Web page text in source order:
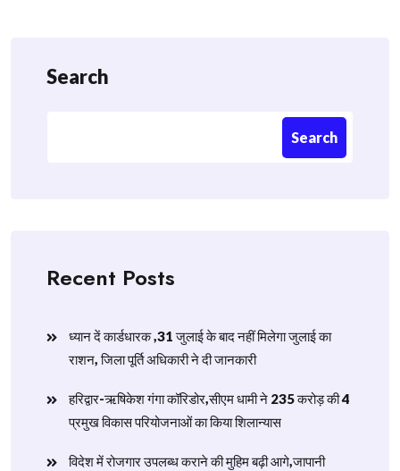
Search
Search
Recent Posts
ध्यान दें कार्डधारक ,31 जुलाई के बाद नहीं मिलेगा जुलाई का
राशन, जिला पूर्ति अधिकारी ने दी जानकारी
हरिद्वार-ऋषिकेश गंगा कॉरिडोर,सीएम धामी ने 235 करोड़ की 4
प्रमुख विकास परियोजनाओं का किया शिलान्यास
विदेश में रोजगार उपलब्ध कराने की मुहिम बढ़ी आगे,जापानी